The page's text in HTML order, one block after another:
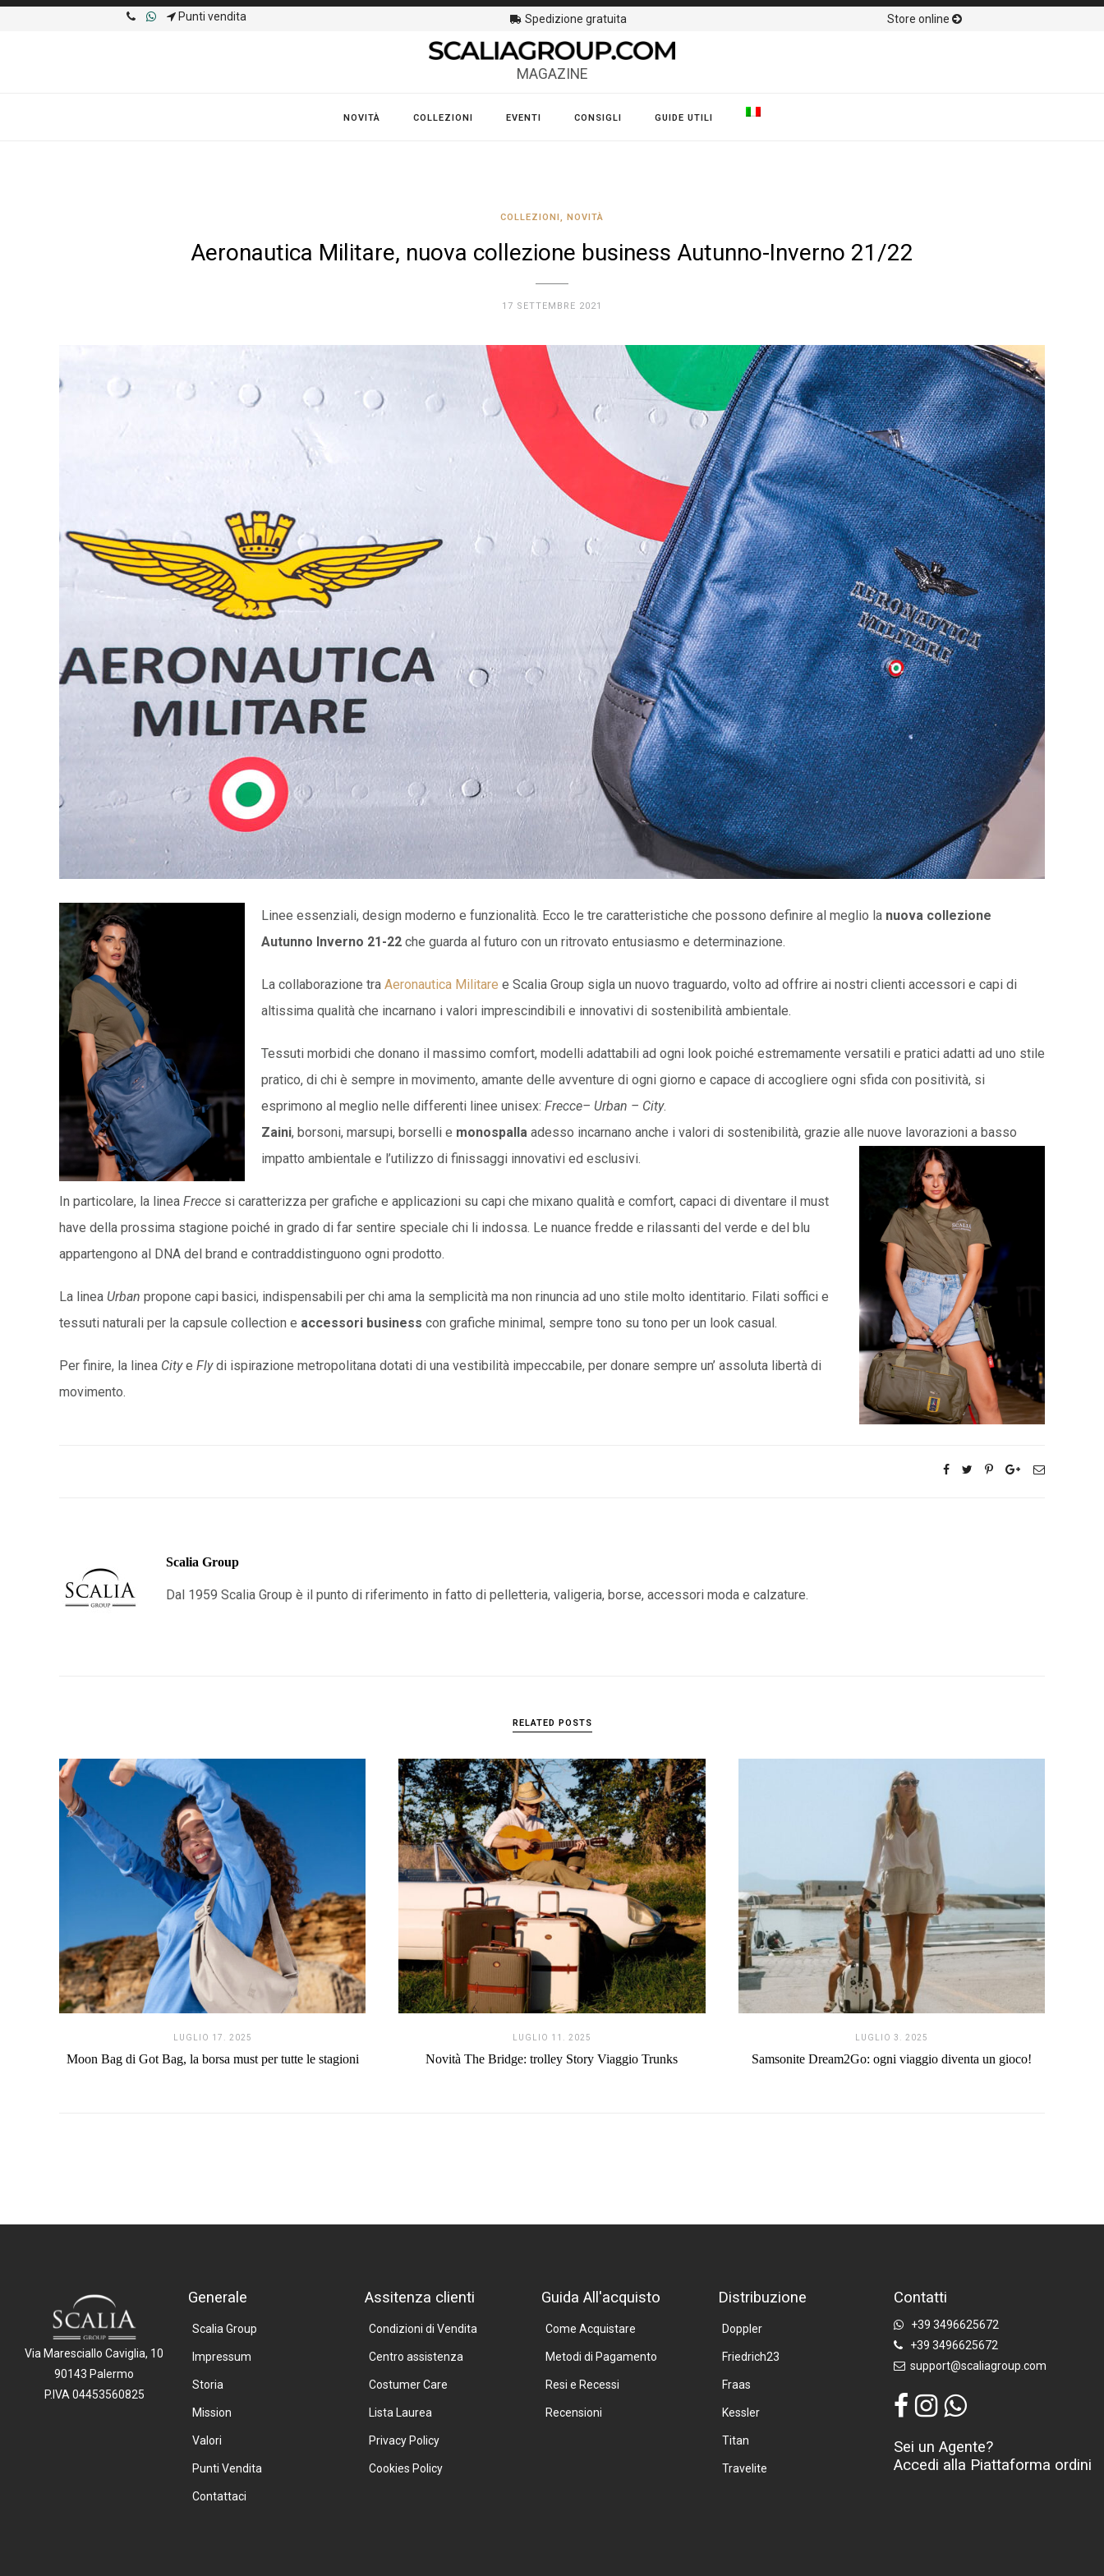
Punti vendita Spedizione gratuita Store online
MAGAZINE
NOVITÀ COLLEZIONI EVENTI CONSIGLI GUIDE UTILI
COLLEZIONI, NOVITÀ
Aeronautica Militare, nuova collezione business Autunno-Inverno 21/22
17 SETTEMBRE 2021
Linee essenziali, design moderno e funzionalità. Ecco le tre caratteristiche che possono definire al meglio la nuova collezione
Autunno Inverno 21-22 che guarda al futuro con un ritrovato entusiasmo e determinazione.
La collaborazione tra Aeronautica Militare e Scalia Group sigla un nuovo traguardo, volto ad offrire ai nostri clienti accessori e capi di
altissima qualità che incarnano i valori imprescindibili e innovativi di sostenibilità ambientale.
Tessuti morbidi che donano il massimo comfort, modelli adattabili ad ogni look poiché estremamente versatili e pratici adatti ad uno stile
pratico, di chi è sempre in movimento, amante delle avventure di ogni giorno e capace di accogliere ogni sfida con positività, si
esprimono al meglio nelle differenti linee unisex: Frecce– Urban – City.
Zaini, borsoni, marsupi, borselli e monospalla adesso incarnano anche i valori di sostenibilità, grazie alle nuove lavorazioni a basso
impatto ambientale e l’utilizzo di finissaggi innovativi ed esclusivi.
In particolare, la linea Frecce si caratterizza per grafiche e applicazioni su capi che mixano qualità e comfort, capaci di diventare il must
have della prossima stagione poiché in grado di far sentire speciale chi li indossa. Le nuance fredde e rilassanti del verde e del blu
appartengono al DNA del brand e contraddistinguono ogni prodotto.
La linea Urban propone capi basici, indispensabili per chi ama la semplicità ma non rinuncia ad uno stile molto identitario. Filati soffici e
tessuti naturali per la capsule collection e accessori business con grafiche minimal, sempre tono su tono per un look casual.
Per finire, la linea Citye Flydi ispirazione metropolitana dotati di una vestibilità impeccabile, per donare sempre un’ assoluta libertà di
movimento.
Scalia Group
Dal 1959 Scalia Group è il punto di riferimento in fatto di pelletteria, valigeria, borse, accessori moda e calzature.
RELATED POSTS
LUGLIO 17. 2025
Moon Bag di Got Bag, la borsa must per tutte le stagioni
LUGLIO 11. 2025
Novità The Bridge: trolley Story Viaggio Trunks
LUGLIO 3. 2025
Samsonite Dream2Go: ogni viaggio diventa un gioco!
Via Maresciallo Caviglia, 10
90143 Palermo
P.IVA 04453560825
Generale
Scalia Group
Impressum
Storia
Mission
Valori
Punti Vendita
Contattaci
Assitenza clienti
Condizioni di Vendita
Centro assistenza
Costumer Care
Lista Laurea
Privacy Policy
Cookies Policy
Guida All'acquisto
Come Acquistare
Metodi di Pagamento
Resi e Recessi
Recensioni
Distribuzione
Doppler
Friedrich23
Fraas
Kessler
Titan
Travelite
Contatti
+39 3496625672
+39 3496625672
support@scaliagroup.com
Sei un Agente?
Accedi alla Piattaforma ordini